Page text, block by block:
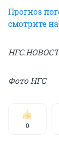
Прогноз
смотрите
Фото НГС
0